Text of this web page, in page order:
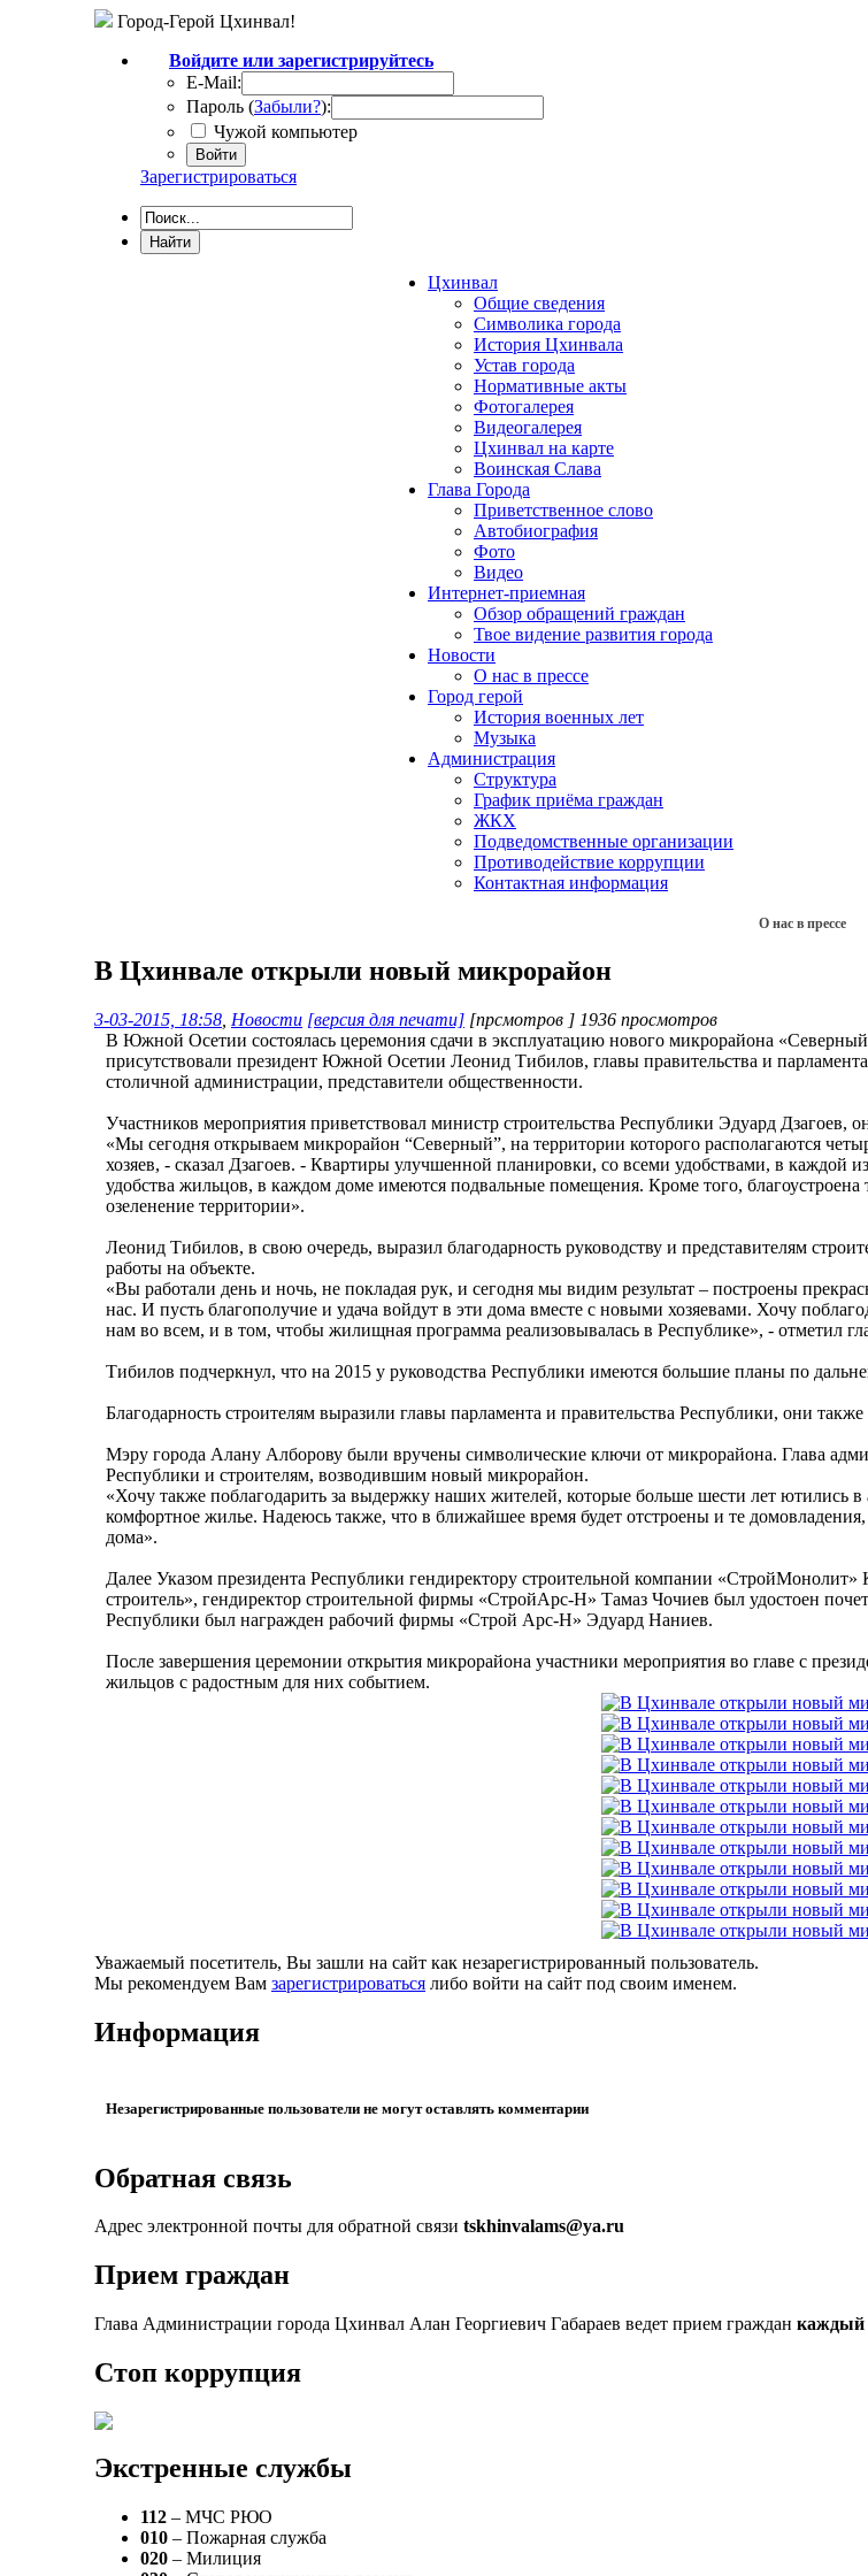
Город-Герой Цхинвал!
Войдите или зарегистрируйтесь
E-Mail:
Пароль (Забыли?):
Чужой компьютер
Войти
Зарегистрироваться
Цхинвал
Общие сведения
Символика города
История Цхинвала
Устав города
Нормативные акты
Фотогалерея
Видеогалерея
Цхинвал на карте
Воинская Слава
Глава Города
Приветственное слово
Автобиография
Фото
Видео
Интернет-приемная
Обзор обращений граждан
Твое видение развития города
Новости
О нас в прессе
Город герой
История военных лет
Музыка
Администрация
Структура
График приёма граждан
ЖКХ
Подведомственные организации
Противодействие коррупции
Контактная информация
О нас в прессе
В Цхинвале открыли новый микрорайон
3-03-2015, 18:58 Новости [версия для печати] [прсмотров ] 1936 просмотров
В Южной Осетии состоялась церемония сдачи в эксплуатацию нового микрорайона
присутствовали президент Южной Осетии Леонид Тибилов, главы правительства и
столичной администрации, представители общественности.
Участников мероприятия приветствовал министр строительства Республики Эдуард Дзагоев,
«Мы сегодня открываем микрорайон “Северный”, на территории которого располагаются
хозяев, - сказал Дзагоев. - Квартиры улучшенной планировки, со всеми удобствами, в
удобства жильцов, в каждом доме имеются подвальные помещения. Кроме того,
озеленение территории».
Леонид Тибилов, в свою очередь, выразил благодарность руководству и представителям
работы на объекте.
«Вы работали день и ночь, не покладая рук, и сегодня мы видим результат – построены
нас. И пусть благополучие и удача войдут в эти дома вместе с новыми хозяевами. Хочу
нам во всем, и в том, чтобы жилищная программа реализовывалась в Республике», - отметил
Тибилов подчеркнул, что на 2015 у руководства Республики имеются большие планы по
Благодарность строителям выразили главы парламента и правительства Республики, они
Мэру города Алану Алборову были вручены символические ключи от микрорайона. Глава
Республики и строителям, возводившим новый микрорайон.
«Хочу также поблагодарить за выдержку наших жителей, которые больше шести лет ютились
комфортное жилье. Надеюсь также, что в ближайшее время будет отстроены и те
дома».
Далее Указом президента Республики гендиректору строительной компании
строитель», гендиректор строительной фирмы «СтройАрс-Н» Тамаз Чочиев был удостоен
Республики был награжден рабочий фирмы «Строй Арс-Н» Эдуард Наниев.
После завершения церемонии открытия микрорайона участники мероприятия во главе с
жильцов с радостным для них событием.
Уважаемый посетитель, Вы зашли на сайт как незарегистрированный пользователь.
Мы рекомендуем Вам зарегистрироваться либо войти на сайт под своим именем.
Информация
Незарегистрированные пользователи не могут оставлять комментарии
Обратная связь
Адрес электронной почты для обратной связи tskhinvalams@ya.ru
Прием граждан
Глава Администрации города Цхинвал Алан Георгиевич Габараев ведет прием граждан каждый
Стоп коррупция
Экстренные службы
112 – МЧС РЮО
010 – Пожарная служба
020 – Милиция